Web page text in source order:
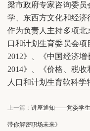
梁市政府专家咨询委员
学、东西方文化和经济
作为负责人主持多项北
口和计划生育委员会
2012》、《中国经济
2014》、《价格、税
人口和计划生育软科学
上一篇： 讲座通知——党委学生
带你解密职场未来》